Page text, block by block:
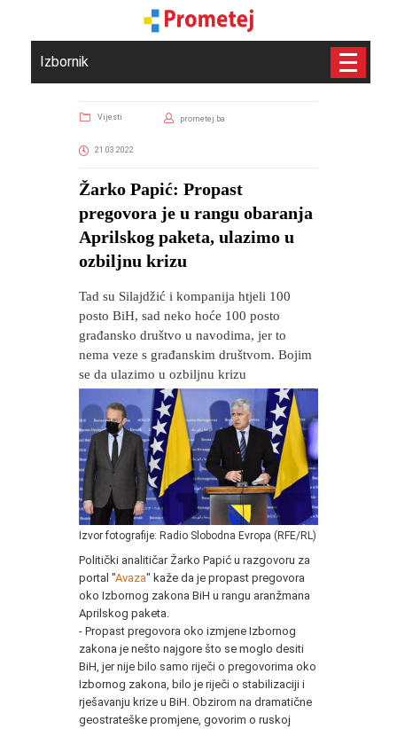
Izbornik
Vijesti prometej.ba
21.03.2022
Žarko Papić: Propast
pregovora je u rangu obaranja
Aprilskog paketa, ulazimo u
ozbiljnu krizu
Tad su Silajdžić i kompanija htjeli 100
posto BiH, sad neko hoće 100 posto
građansko društvo u navodima, jer to
nema veze s građanskim društvom. Bojim
se da ulazimo u ozbiljnu krizu
Izvor fotografije: Radio Slobodna Evropa (RFE/RL)
Politički analitičar Žarko Papić u razgovoru za
portal "Avaza" kaže da je propast pregovora
oko Izbornog zakona BiH u rangu aranžmana
Aprilskog paketa.
- Propast pregovora oko izmjene Izbornog
zakona je nešto najgore što se moglo desiti
BiH, jer nije bilo samo riječi o pregovorima oko
Izbornog zakona, bilo je riječi o stabilizaciji i
rješavanju krize u BiH. Obzirom na dramatične
geostrateške promjene, govorim o ruskoj